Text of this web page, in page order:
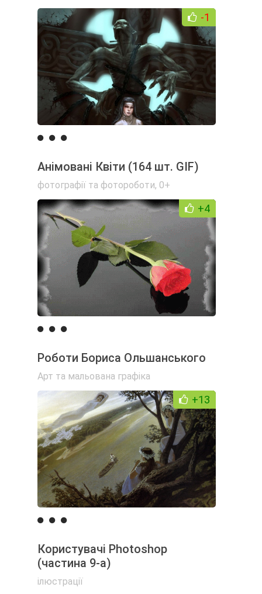
-1
Анімовані Квіти (164 шт. GIF)
фотографії та фотороботи, 0+
+4
Роботи Бориса Ольшанського
Арт та мальована графіка
+13
Користувачі Photoshop
(частина 9-а)
ілюстрації